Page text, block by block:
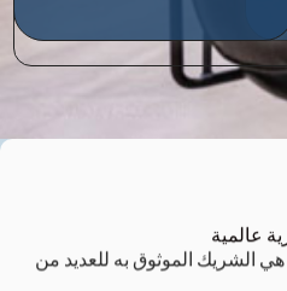
هي الشريك الموثوق به للعديد من